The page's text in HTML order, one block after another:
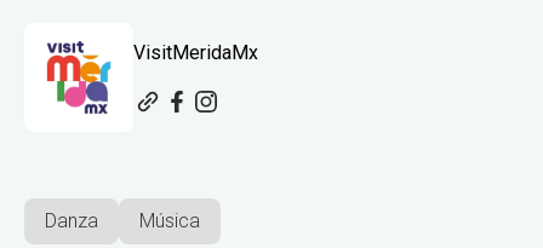
VisitMeridaMx
Danza Música